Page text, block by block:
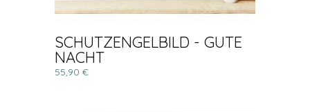
SCHUTZENGELBILD - GUTE
NACHT
55,90 €